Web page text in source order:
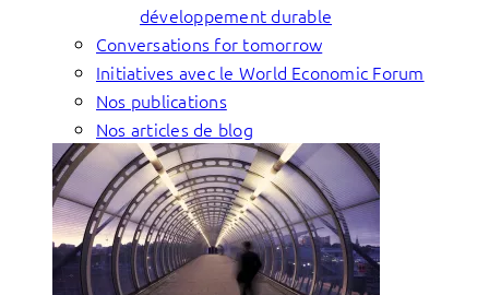
développement durable
Conversations for tomorrow
Initiatives avec le World Economic Forum
Nos publications
Nos articles de blog